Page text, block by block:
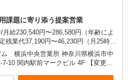
課題に寄り添う提案営業
/月給230,540円〜286,580円（年齢によ
残業代37,190円〜46,230円（月25時間
） 25時間を超える残業については別
業成果に応じた給与形態になります
て入社2年目以降）
ム 横浜中央営業所 神奈川県横浜市中
関内駅前マークビル 4F 【変更の